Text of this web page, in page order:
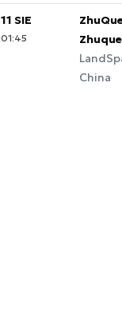
11 SIE
01:45
China